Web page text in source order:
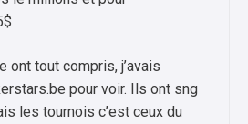
ont tout compris, j’avais
pour voir. Ils ont sng
les tournois c’est ceux du